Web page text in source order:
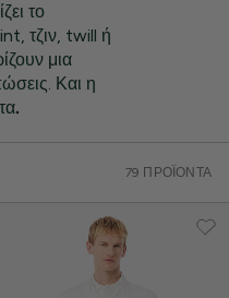
το
τζιν, twill ή
μια
Και η
.
79 ΠΡΟΪΌΝΤΑ